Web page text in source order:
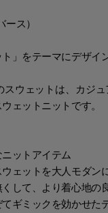
ス）
」をテーマにデザイ
ウェットは、カジ
ェットニットです。
ットアイテム
ェットを大人モダン
して、より着心地の
ギミックを効かせた